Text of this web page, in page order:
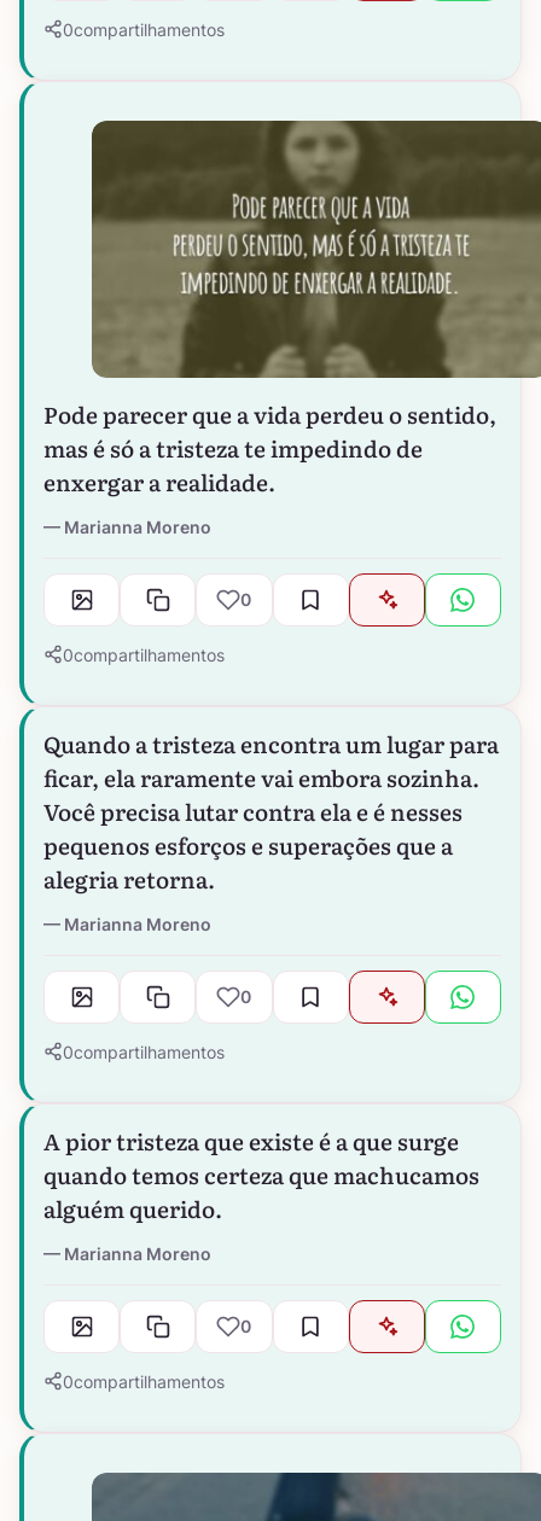
0compartilhamentos
Pode parecer que a vida perdeu o sentido,
mas é só a tristeza te impedindo de
enxergar a realidade.
Marianna Moreno
0
0compartilhamentos
Quando a tristeza encontra um lugar para
ficar, ela raramente vai embora sozinha.
Você precisa lutar contra ela e é nesses
pequenos esforços e superações que a
alegria retorna.
Marianna Moreno
0
0compartilhamentos
A pior tristeza que existe é a que surge
quando temos certeza que machucamos
alguém querido.
Marianna Moreno
0
0compartilhamentos